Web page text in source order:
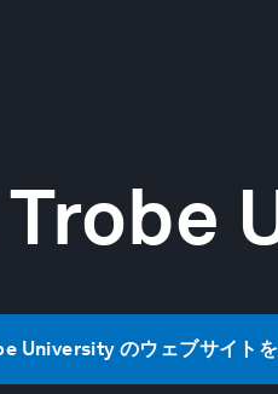
Trobe
University のウェブサイト